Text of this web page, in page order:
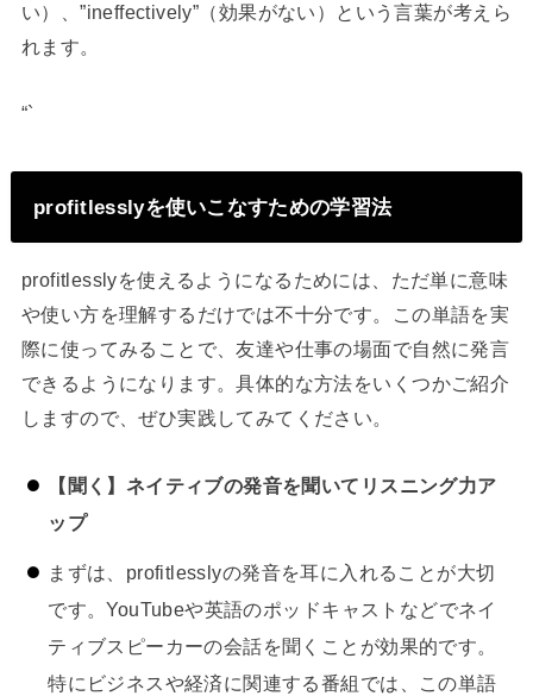
い）、”ineffectively”（効果がない）という言葉が考えら
れます。
“`
profitlesslyを使いこなすための学習法
profitlesslyを使えるようになるためには、ただ単に意味
や使い方を理解するだけでは不十分です。この単語を実
際に使ってみることで、友達や仕事の場面で自然に発言
できるようになります。具体的な方法をいくつかご紹介
しますので、ぜひ実践してみてください。
【聞く】ネイティブの発音を聞いてリスニング力ア
ップ
まずは、profitlesslyの発音を耳に入れることが大切
です。YouTubeや英語のポッドキャストなどでネイ
ティブスピーカーの会話を聞くことが効果的です。
特にビジネスや経済に関連する番組では、この単語